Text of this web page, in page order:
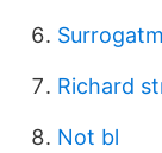
Richard
Not bl